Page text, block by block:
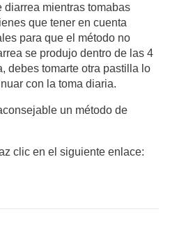
mientras tomabas
que tener en cuenta
para que el método no
se produjo dentro de las 4
debes tomarte otra pastilla lo
con la toma diaria.
un método de
clic en el siguiente enlace: